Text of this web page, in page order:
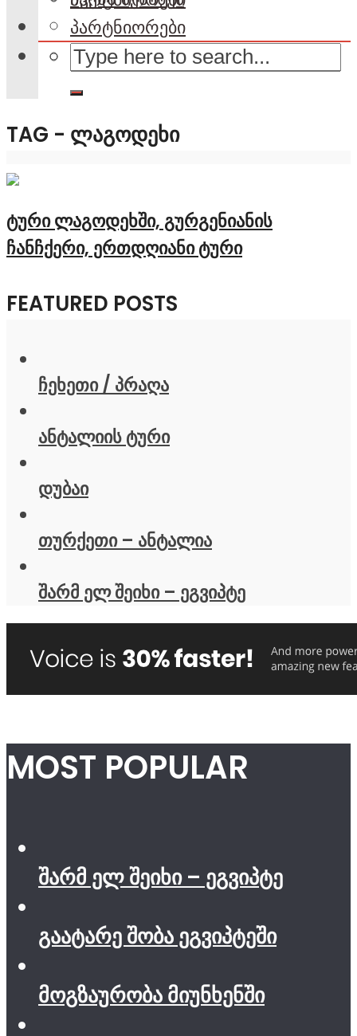
პარტნიორები
TAG - ᲚᲐᲒᲝᲓᲔᲮᲘ
ტური ლაგოდეხში, გურგენიანის
ჩანჩქერი, ერთდღიანი ტური
FEATURED POSTS
ჩეხეთი / პრაღა
ანტალიის ტური
დუბაი
თურქეთი – ანტალია
შარმ ელ შეიხი – ეგვიპტე
MOST POPULAR
შარმ ელ შეიხი – ეგვიპტე
გაატარე შობა ეგვიპტეში
მოგზაურობა მიუნხენში